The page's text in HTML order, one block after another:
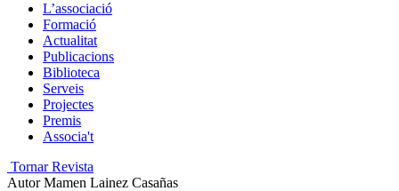
L’associació
Formació
Actualitat
Publicacions
Biblioteca
Serveis
Projectes
Premis
Associa't
Tornar Revista
Autor Mamen Lainez Casañas